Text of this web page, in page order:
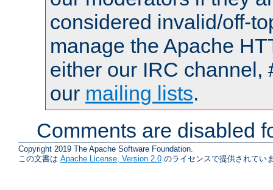
considered invalid/off-
manage the Apache
either our IRC channel,
our mailing lists.
Comments are disabled
Copyright 2019 The Apache Software Foundation.
この文書は Apache License, Version 2.0 のライセンスで提供されてい